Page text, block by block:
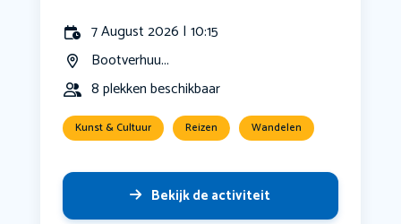
7 August 2026 | 10:15
Bootverhuu...
8 plekken beschikbaar
Kunst & Cultuur Reizen Wandelen
Bekijk de activiteit